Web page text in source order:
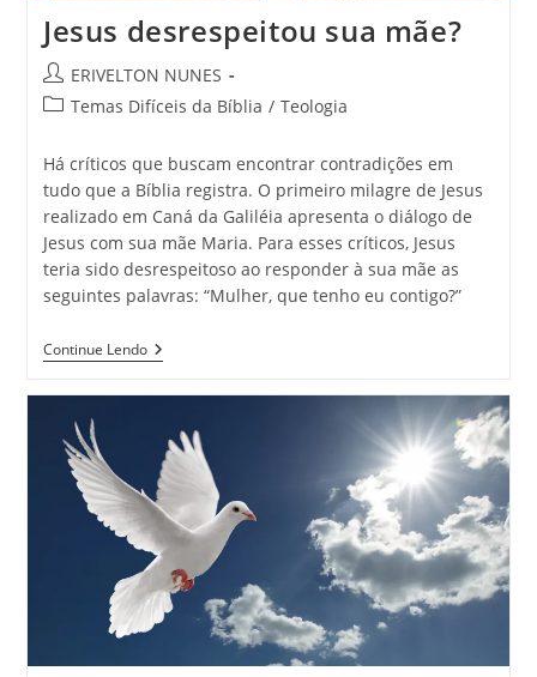
Jesus desrespeitou sua mãe?
ERIVELTON NUNES
Temas Difíceis da Bíblia / Teologia
Há críticos que buscam encontrar contradições em
tudo que a Bíblia registra. O primeiro milagre de Jesus
realizado em Caná da Galiléia apresenta o diálogo de
Jesus com sua mãe Maria. Para esses críticos, Jesus
teria sido desrespeitoso ao responder à sua mãe as
seguintes palavras: “Mulher, que tenho eu contigo?”
Continue Lendo